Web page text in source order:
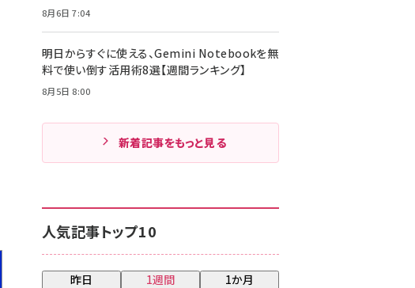
8月6日 7:04
明日からすぐに使える、Gemini Notebookを無
料で使い倒す活用術8選【週間ランキング】
8月5日 8:00
新着記事をもっと見る
人気記事トップ10
昨日 1週間 1か月